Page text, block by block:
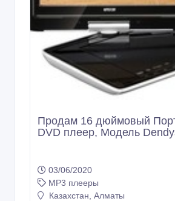
Продам 16 дюймовый
DVD плеер, Модель
03/06/2020
MP3 плееры
Казахстан, Алматы